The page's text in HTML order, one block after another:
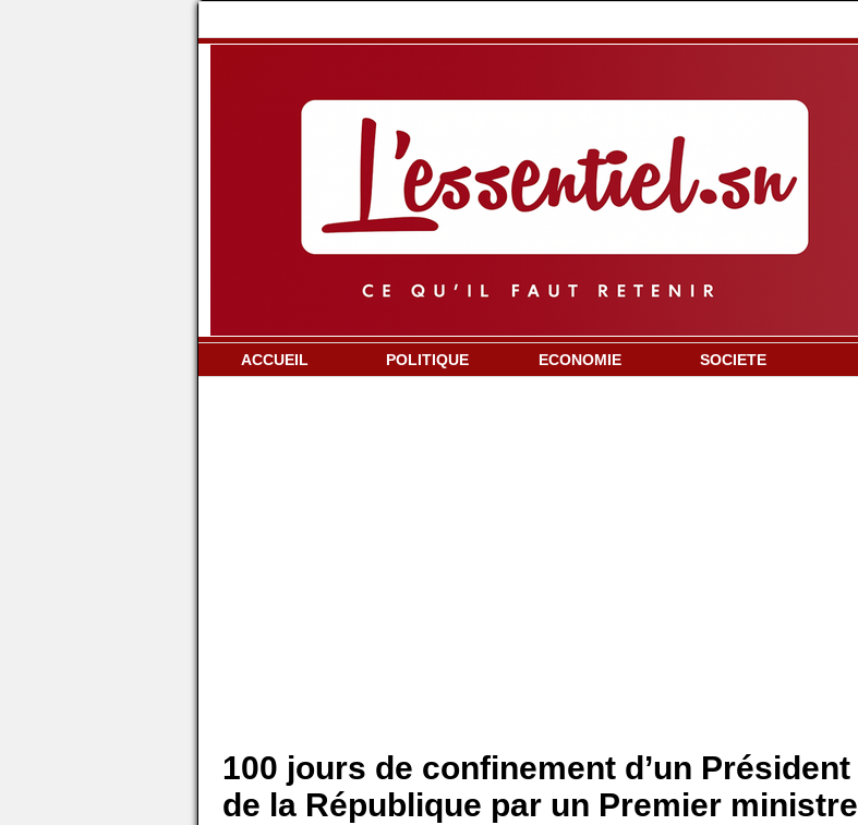
ACCUEIL POLITIQUE ECONOMIE SOCIETE
100 jours de confinement d’un Président
de la République par un Premier ministre